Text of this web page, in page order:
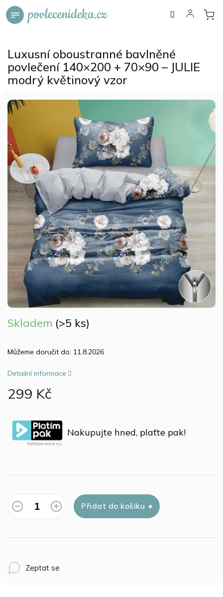
Přejít
na
Luxusní oboustranné bavlněné
povlečení 140×200 + 70×90 – JULIE
modrý květinový vzor
299 Kč
cena:
Nakupujte hned, plaťte pak!
Skladem (>5 ks)
Můžeme doručit do: 11.8.2026
Přidat do košíku
Detailní informace
Zeptat se